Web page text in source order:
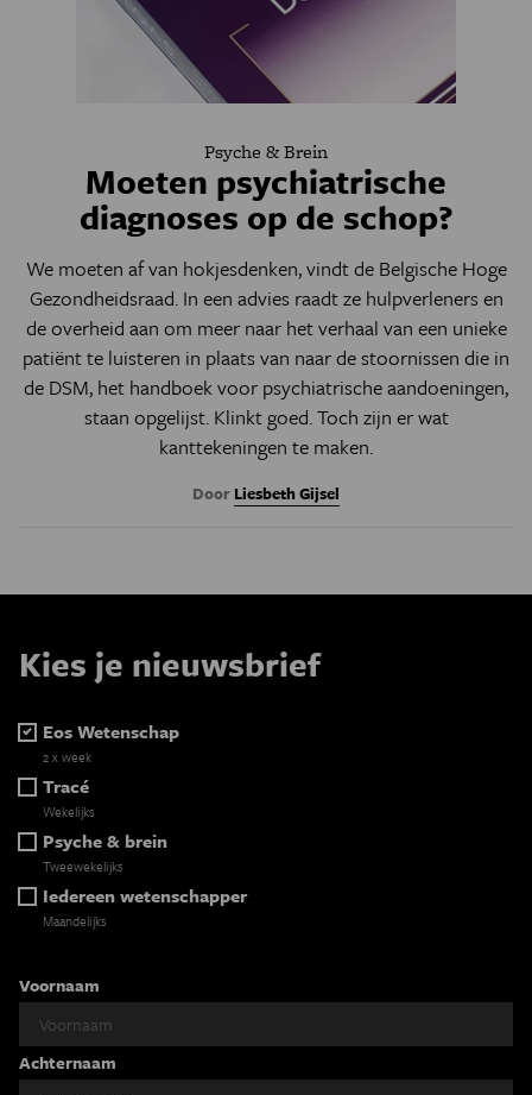
Psyche & Brein
Moeten psychiatrische
diagnoses op de schop?
We moeten af van hokjesdenken, vindt de Belgische Hoge
Gezondheidsraad. In een advies raadt ze hulpverleners en
de overheid aan om meer naar het verhaal van een unieke
patiënt te luisteren in plaats van naar de stoornissen die in
de DSM, het handboek voor psychiatrische aandoeningen,
staan opgelijst. Klinkt goed. Toch zijn er wat
kanttekeningen te maken.
Door Liesbeth Gijsel
Kies je nieuwsbrief
Eos Wetenschap
2 x week
Tracé
Wekelijks
Psyche & brein
Tweewekelijks
Iedereen wetenschapper
Maandelijks
Voornaam
Achternaam